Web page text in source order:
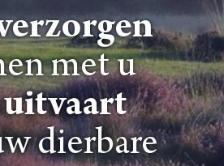
met u
dierbare